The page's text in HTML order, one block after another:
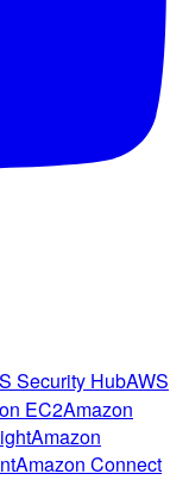
Security HubAWS
EC2Amazon
Amazon
Amazon Connect